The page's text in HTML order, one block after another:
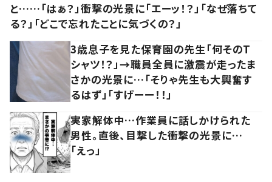
と……「はぁ？」衝撃の光景に「エーッ！？」「なぜ落ちて
る？」「どこで忘れたことに気づくの？」
3歳息子を見た保育園の先生「何そのT
シャツ！？」→職員全員に激震が走ったま
さかの光景に…「そりゃ先生も大興奮す
るはず」「すげーー！！」
実家解体中…作業員に話しかけられた
男性。直後、目撃した衝撃の光景に…
「えっ」